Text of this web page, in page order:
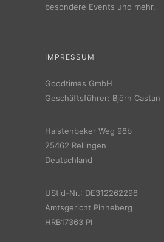
besondere Events und mehr.
IMPRESSUM
Goodtimes GmbH
Geschäftsführer: Björn Castan
Halstenbeker Weg 98b
25462 Rellingen
Deutschland
UStid-Nr.: DE312262298
Amtsgericht Pinneberg
HRB17363 PI